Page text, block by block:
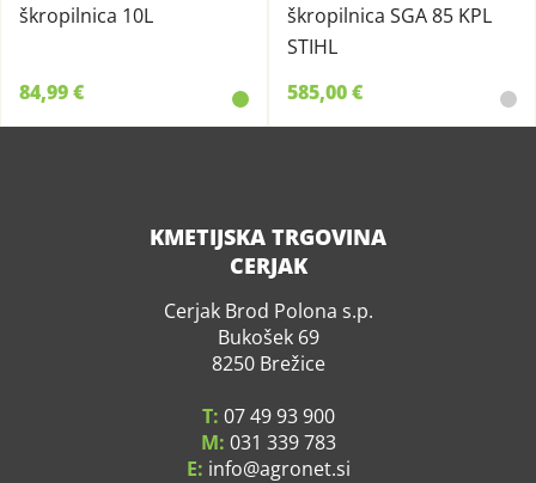
škropilnica 10L
84,99 €
škropilnica SGA 85 KPL
STIHL
585,00 €
KMETIJSKA TRGOVINA
CERJAK
Cerjak Brod Polona s.p.
Bukošek 69
8250 Brežice
T: 07 49 93 900
M: 031 339 783
E: info agronet.si